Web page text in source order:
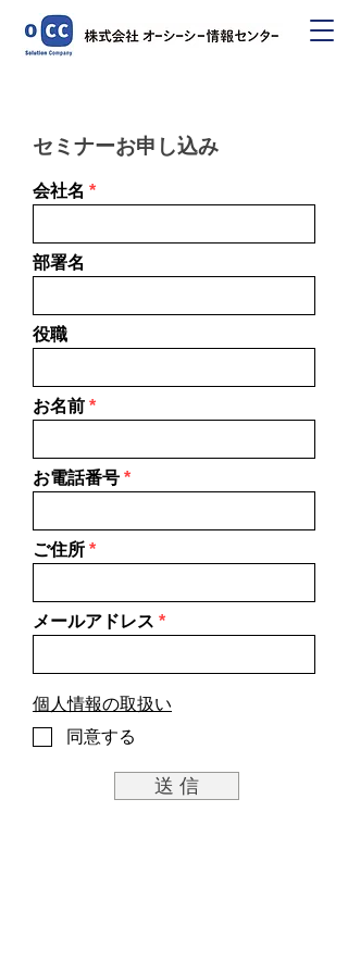
セミナーお申し込み
会社名
部署名
役職
お名前
お電話番号
ご住所
メールアドレス
個人情報の取扱い
同意する
送 信